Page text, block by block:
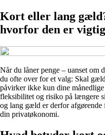
Kort eller lang
hvorfor den er
Når du låner penge – uanset om
du ofte over for et valg: Skal
påvirker ikke kun dine
fleksibilitet og risiko på længere
og lang gæld er derfor
din privatøkonomi.